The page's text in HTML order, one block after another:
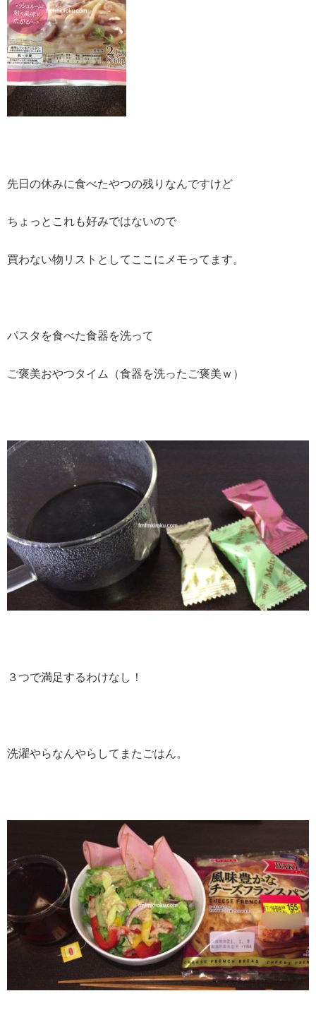
先日の休みに食べたやつの残りなんですけど
ちょっとこれも好みではないので
買わない物リストとしてここにメモってます。
パスタを食べた食器を洗って
ご褒美おやつタイム（食器を洗ったご褒美ｗ）
３つで満足するわけなし！
洗濯やらなんやらしてまたごはん。